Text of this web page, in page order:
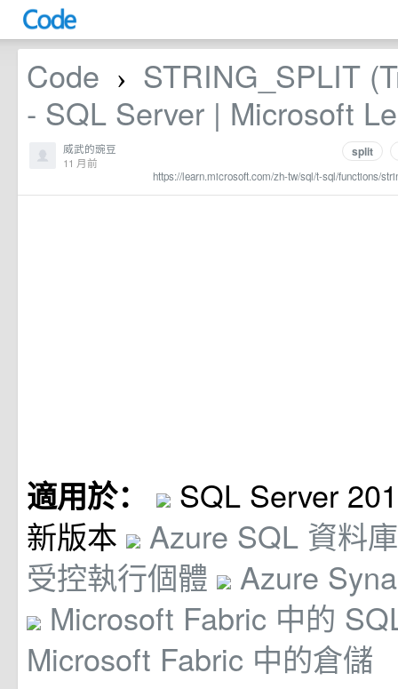
Code › STRING_SPLIT
- SQL Server | Microsoft
split
https://learn.microsoft.com/zh-tw/sql/t-sql/functions/
威武的豌豆
11 月前
適用於：
SQL Server
新版本
Azure SQL 資料
受控執行個體
Azure
Microsoft Fabric 中的
Microsoft Fabric 中的倉儲